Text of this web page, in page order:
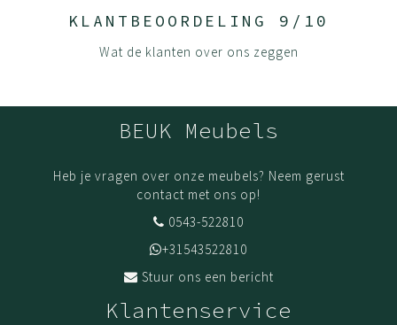
KLANTBEOORDELING 9/10
Wat de klanten over ons zeggen
BEUK Meubels
Heb je vragen over onze meubels? Neem gerust
contact met ons op!
0543-522810
+31543522810
Stuur ons een bericht
Klantenservice